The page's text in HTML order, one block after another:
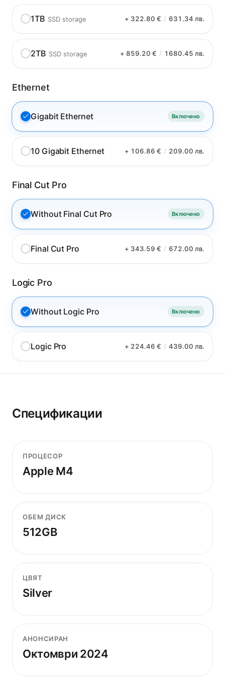
1TB SSD storage + 322.80 € / 631.34 лв.
2TB SSD storage + 859.20 € / 1680.45 лв.
Ethernet
Gigabit Ethernet Включено
10 Gigabit Ethernet + 106.86 € / 209.00 лв.
Final Cut Pro
Without Final Cut Pro Включено
Final Cut Pro + 343.59 € / 672.00 лв.
Logic Pro
Without Logic Pro Включено
Logic Pro + 224.46 € / 439.00 лв.
Спецификации
ПРОЦЕСОР
Apple M4
ОБЕМ ДИСК
512GB
ЦВЯТ
Silver
АНОНСИРАН
Октомври 2024